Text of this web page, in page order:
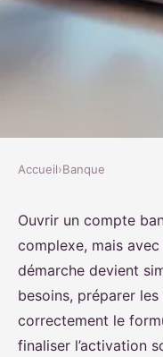
Top 5
un compte
Rayan•21 octobre 2025
Accueil›Banque
Ouvrir un compte
complexe, mais
démarche devient
besoins, préparer
correctement le
finaliser l’activation